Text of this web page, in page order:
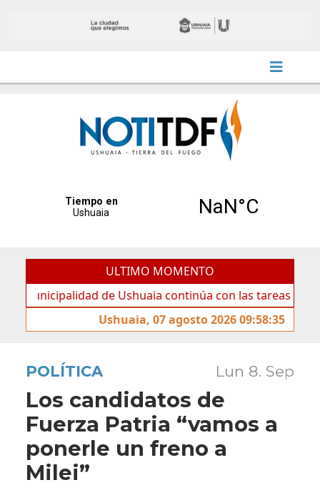
ULTIMO MOMENTO
de Ushuaia continúa con las tareas de
Ushuaia, 07 agosto 2026 09:58:35
POLÍTICA Lun 8. Sep
Los candidatos de
Fuerza Patria “vamos a
ponerle un freno a
Milei”